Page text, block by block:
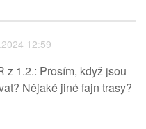
12:59
z 1.2.: Prosím, když jsou
Nějaké jiné fajn trasy?